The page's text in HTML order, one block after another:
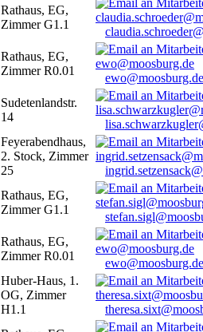
Rathaus, EG,
Zimmer G1.1
Rathaus, EG,
Zimmer R0.01
ewo@moosburg.de
Sudetenlandstr.
14
Feyerabendhaus,
2. Stock, Zimmer
25
Rathaus, EG,
Zimmer G1.1
Rathaus, EG,
Zimmer R0.01
ewo@moosburg.de
Huber-Haus, 1.
OG, Zimmer
H1.1